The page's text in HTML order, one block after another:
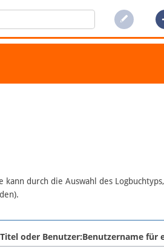
durch die Auswahl des
oder Benutzer:Benutzername für